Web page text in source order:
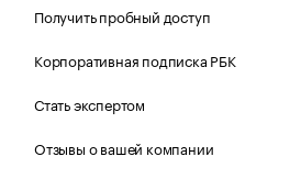
Получить пробный доступ
Корпоративная подписка РБК
Стать экспертом
Отзывы о вашей компании